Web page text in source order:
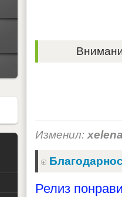
Изменил:
Релиз